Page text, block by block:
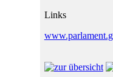
Links